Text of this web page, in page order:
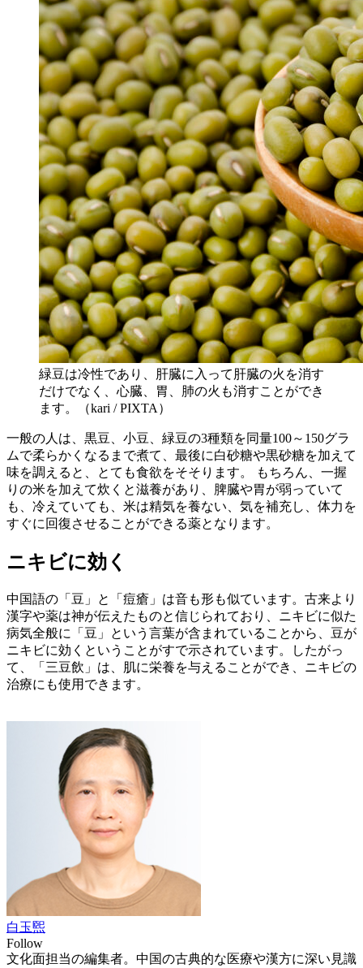
緑豆は冷性であり、肝臓に入って肝臓の火を消す
だけでなく、心臓、胃、肺の火も消すことができ
ます。（kari / PIXTA）
一般の人は、黒豆、小豆、緑豆の3種類を同量100～150グラ
ムで柔らかくなるまで煮て、最後に白砂糖や黒砂糖を加えて
味を調えると、とても食欲をそそります。 もちろん、一握
りの米を加えて炊くと滋養があり、脾臓や胃が弱っていて
も、冷えていても、米は精気を養ない、気を補充し、体力を
すぐに回復させることができる薬となります。
ニキビに効く
中国語の「豆」と「痘瘡」は音も形も似ています。古来より
漢字や薬は神が伝えたものと信じられており、ニキビに似た
病気全般に「豆」という言葉が含まれていることから、豆が
ニキビに効くということがすで示されています。したがっ
て、「三豆飲」は、肌に栄養を与えることができ、ニキビの
治療にも使用できます。
白玉煕
Follow
文化面担当の編集者。中国の古典的な医療や漢方に深い見識